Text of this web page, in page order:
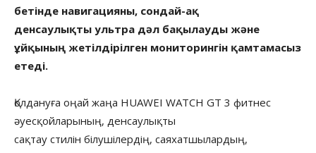
бетінде навигацияны, сондай-ақ
денсаулықты ультра дәл бақылауды және
ұйқының жетілдірілген мониторингін қамтамасыз
етеді.
Қолдануға оңай жаңа HUAWEI WATCH GT 3 фитнес
әуесқойларының, денсаулықты
сақтау стилін білушілердің, саяхатшылардың,